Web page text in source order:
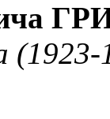
(1923-